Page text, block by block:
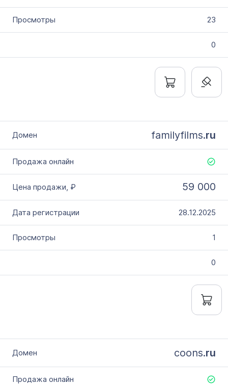
23
0
familyfilms.ru
59 000
28.12.2025
1
0
coons.ru